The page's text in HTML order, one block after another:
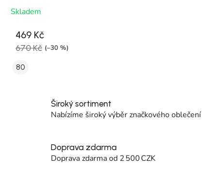
Skladem
469 Kč
670 Kč (–30 %)
80
Široký sortiment
Nabízíme široký výběr značkového oblečení
Doprava zdarma
Doprava zdarma od 2 500 CZK